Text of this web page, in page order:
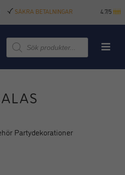
SÄKRA BETALNINGAR 4.7/5
Produktsökning